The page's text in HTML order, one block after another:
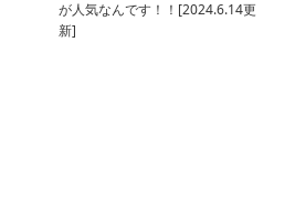
が人気なんです！！[2024.6.14更
新]